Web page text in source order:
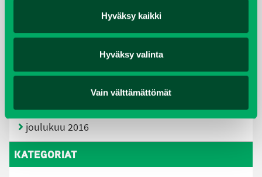
Hyväksy kaikki
Hyväksy valinta
Vain välttämättömät
joulukuu 2017
heinäkuu 2017
joulukuu 2016
KATEGORIAT